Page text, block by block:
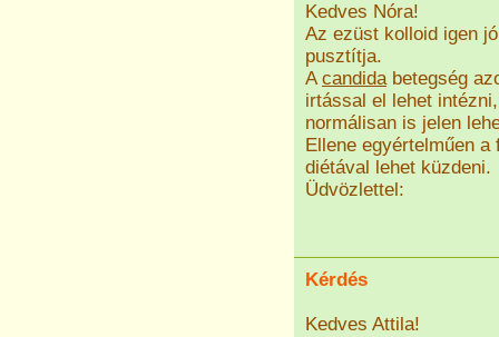
Kedves Nóra!
Az ezüst kolloid igen
pusztítja.
Acandidabetegség
irtással el lehet
normálisan is jelen
Ellene egyértelműen
diétával lehet küzdeni.
Üdvözlettel:
Kérdés
Kedves Attila!